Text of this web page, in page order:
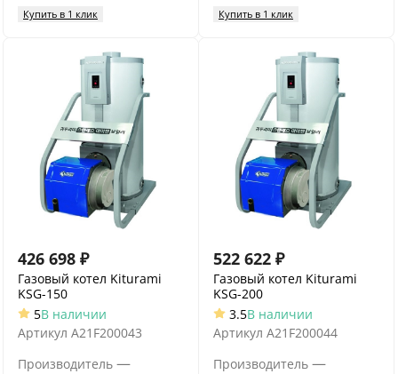
Купить в 1 клик Купить в 1 клик
426 698 ₽
Газовый котел Kiturami
KSG-150
5В наличии
Артикул A21F200043
Производитель —
522 622 ₽
Газовый котел Kiturami
KSG-200
3.5В наличии
Артикул A21F200044
Производитель —